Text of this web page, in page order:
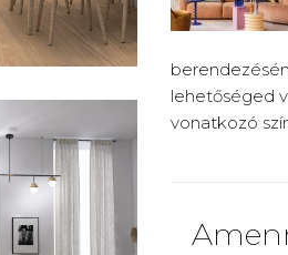
lehetőséged
vonatkozó